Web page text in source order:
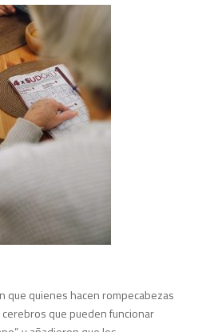
que quienes hacen rompecabezas
que pueden funcionar